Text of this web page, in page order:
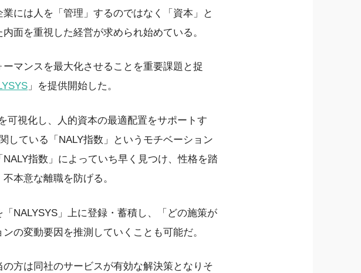
には人を「管理」するのではなく「資本」と
面を重視した経営が求められ始めている。
マンスを最大化させることを重要課題と捉
」を提供開始した。
可視化し、人的資本の最適配置をサポートす
している「NALY指数」というモチベーション
指数」によっていち早く見つけ、性格を踏
本意な離職を防げる。
NALYSYS」上に登録・蓄積し、「どの施策が
の変動要因を推測していくことも可能だ。
方は同社のサービスが有効な解決策となりそ